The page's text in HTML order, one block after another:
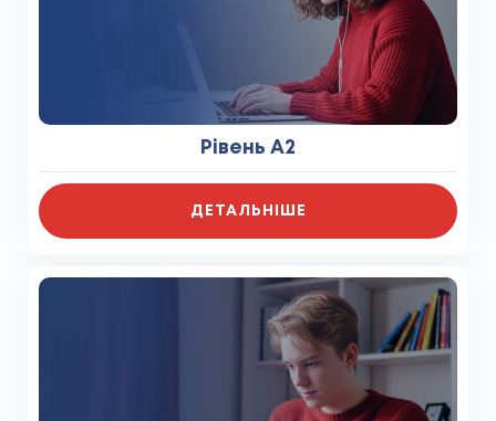
Рівень A2
ДЕТАЛЬНІШЕ